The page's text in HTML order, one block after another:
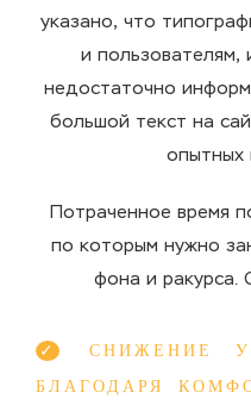
указано, что
и пользователям,
недостаточно
большой текст на
опытных
Потраченное время
по которым нужно
фона и ракурса.
СНИЖЕНИЕ
БЛАГОДАРЯ